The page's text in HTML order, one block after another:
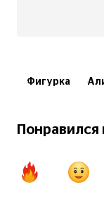
Фигурка
Понравился